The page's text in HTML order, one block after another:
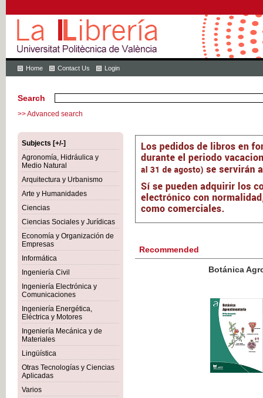
Home Contact Us Login
Search
>> Advanced search
Subjects [+/-]
Agronomía, Hidráulica y
Medio Natural
Arquitectura y Urbanismo
Arte y Humanidades
Ciencias
Ciencias Sociales y Jurídicas
Economía y Organización de
Empresas
Informática
Ingeniería Civil
Ingeniería Electrónica y
Comunicaciones
Ingeniería Energética,
Eléctrica y Motores
Ingeniería Mecánica y de
Materiales
Lingüística
Otras Tecnologías y Ciencias
Aplicadas
Varios
Recommended
Botánica Agroalimentaria
VAT